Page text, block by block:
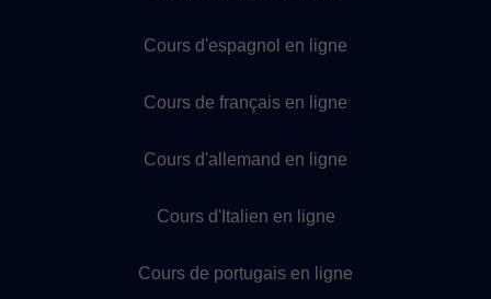
Cours d'espagnol en ligne
Cours de français en ligne
Cours d'allemand en ligne
Cours d'Italien en ligne
Cours de portugais en ligne